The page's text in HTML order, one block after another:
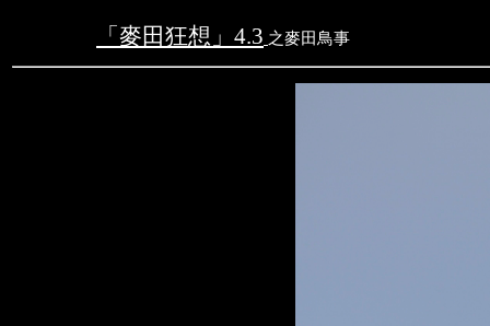
「麥田狂想」 4.3 之麥田鳥事